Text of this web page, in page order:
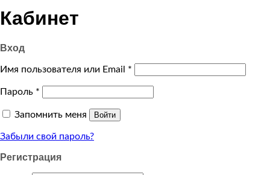
Кабинет
Вход
Имя пользователя или Email *
Пароль *
Запомнить меня Войти
Забыли свой пароль?
Регистрация